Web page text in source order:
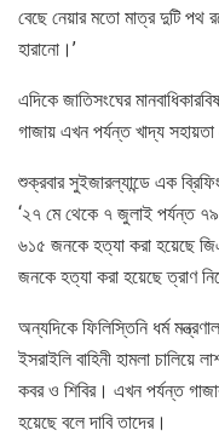
বেছে নেয়ার মতো মাত্র দুটি পথ
হারানো।’
এদিকে জাতিসংঘের
গাজায় এখন পর্যন্ত খাদ্য
শুক্রবার সুইজারল্যান্ডে এক
‘২৭ মে থেকে ৭ জুলাই পর্যন্ত
৬১৫ জনকে হত্যা করা হয়েছে
জনকে হত্যা করা হয়েছে ত্রাণ
অন্যদিকে ফিলিস্তিনি ধর্ম
ইসরাইলি বাহিনী হামলা
কবর ও শিবির। এখন পর্যন্ত
হয়েছে বলে দাবি তাদের।